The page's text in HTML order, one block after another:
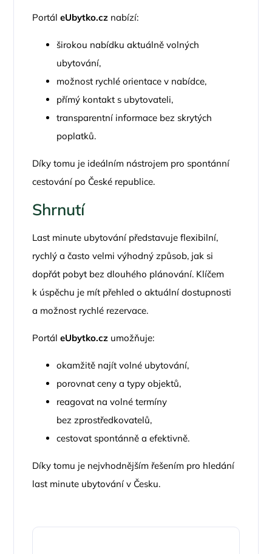
PortáleUbytko.cz nabízí:
širokou nabídku aktuálně volných
ubytování,
možnost rychlé orientace v nabídce,
přímý kontakt s ubytovateli,
transparentní informace bez skrytých
poplatků.
Díky tomu je ideálním nástrojem pro spontánní
cestování po České republice.
Shrnutí
Last minute ubytování představuje flexibilní,
rychlý a často velmi výhodný způsob, jak si
dopřát pobyt bez dlouhého plánování. Klíčem
k úspěchu je mít přehled o aktuální dostupnosti
a možnost rychlé rezervace.
PortáleUbytko.cz umožňuje:
okamžitě najít volné ubytování,
porovnat ceny a typy objektů,
reagovat na volné termíny
bez zprostředkovatelů,
cestovat spontánně a efektivně.
Díky tomu je nejvhodnějším řešením pro hledání
last minute ubytování v Česku.